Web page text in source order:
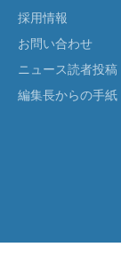
採用情報
お問い合わせ
ニュース読者投稿
編集長からの手紙